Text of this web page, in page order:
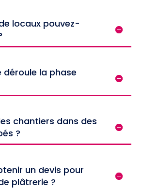
locaux pouvez-
la phase
chantiers dans des
?
un devis pour
plâtrerie ?